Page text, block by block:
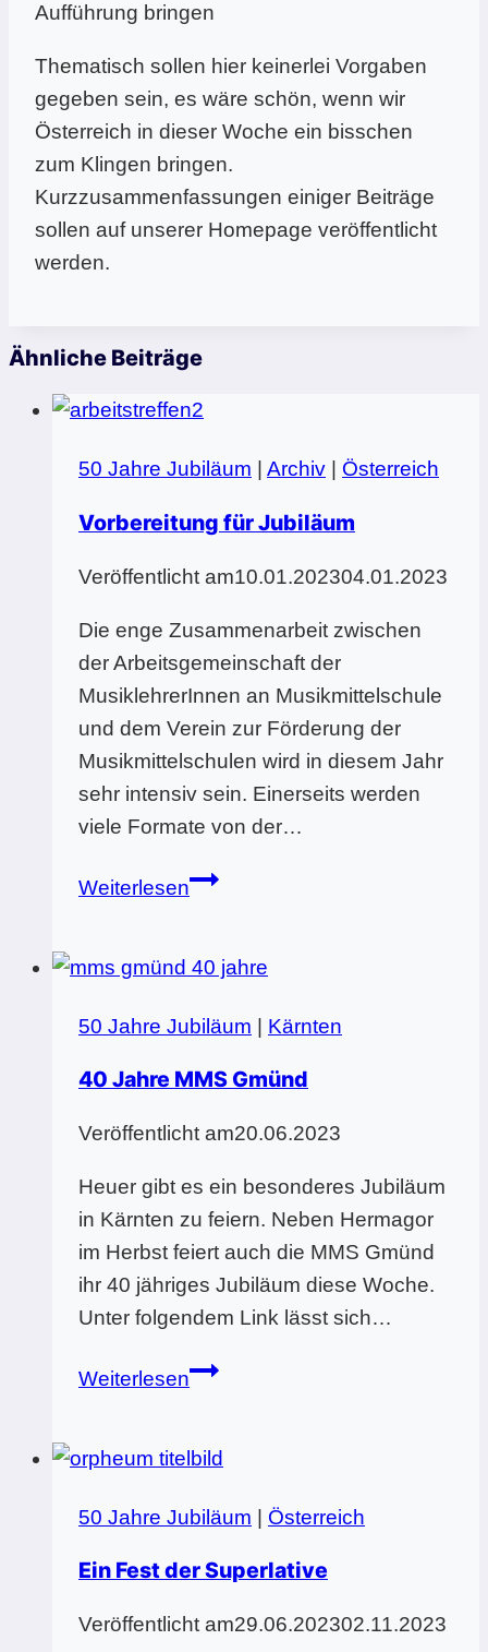
Aufführung bringen
Thematisch sollen hier keinerlei Vorgaben
gegeben sein, es wäre schön, wenn wir
Österreich in dieser Woche ein bisschen
zum Klingen bringen.
Kurzzusammenfassungen einiger Beiträge
sollen auf unserer Homepage veröffentlicht
werden.
Ähnliche Beiträge
50 Jahre Jubiläum Archiv Österreich
Vorbereitung für Jubiläum
Veröffentlicht am10.01.202304.01.2023
Die enge Zusammenarbeit zwischen
der Arbeitsgemeinschaft der
MusiklehrerInnen an Musikmittelschule
und dem Verein zur Förderung der
Musikmittelschulen wird in diesem Jahr
sehr intensiv sein. Einerseits werden
viele Formate von der…
WeiterlesenVorbereitung
50 Jahre Jubiläum | Kärnten
40 Jahre MMS Gmünd
Veröffentlicht am20.06.2023
Heuer gibt es ein besonderes Jubiläum
in Kärnten zu feiern. Neben Hermagor
im Herbst feiert auch die MMS Gmünd
ihr 40 jähriges Jubiläum diese Woche.
Unter folgendem Link lässt sich…
Weiterlesen40
Gmünd
50 Jahre Jubiläum | Österreich
Ein Fest der Superlative
Veröffentlicht am29.06.202302.11.2023